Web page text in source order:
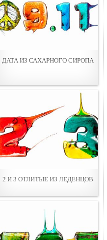
ДАТА ИЗ САХАРНОГО СИРОПА
2 И 3 ОТЛИТЫЕ ИЗ ЛЕДЕНЦОВ